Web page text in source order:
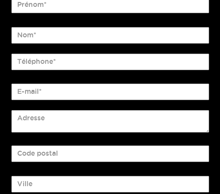
Prénom*
Nom*
Téléphone*
E-mail*
Adresse
Code postal
Ville